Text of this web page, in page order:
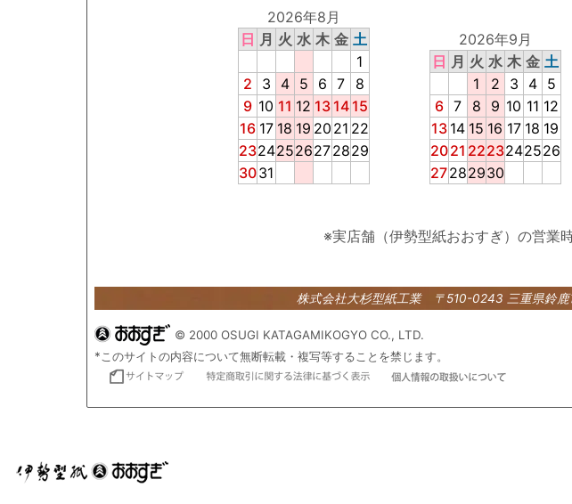
2026年8月
日 月 火 水 木 金 土
1
2
3 4 5 6 7
8
9 10 11 12 13 14 15
16 17 18 19 20 21 22
23242526272829
3031
2026年9月
日 月 火 水 木 金 土
1
2 3 4
5
6 7 8 9 10 11 12
13 14 15 16 17 18 19
2021 2223242526
27282930
※実店舗（伊勢型紙おおすぎ）の営業
株式会社大杉型紙工業 〒510-0243 三重県鈴
© 2000 OSUGI KATAGAMIKOGYO CO., LTD.
*このサイトの内容について無断転載・複写等することを禁じます。